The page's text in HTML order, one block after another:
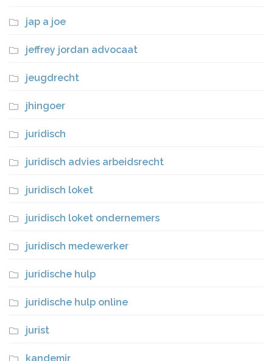
jap a joe
jeffrey jordan advocaat
jeugdrecht
jhingoer
juridisch
juridisch advies arbeidsrecht
juridisch loket
juridisch loket ondernemers
juridisch medewerker
juridische hulp
juridische hulp online
jurist
kandemir